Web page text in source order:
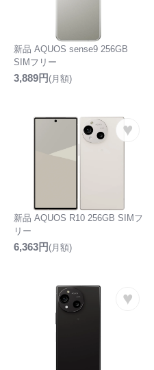
新品 AQUOS sense9 256GB
SIMフリー
3,889円(月額)
♥
新品 AQUOS R10 256GB SIMフ
リー
6,363円(月額)
♥